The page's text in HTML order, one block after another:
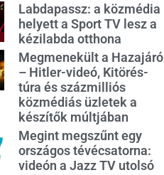
Labdapassz: a közmédia
helyett a Sport TV lesz a
kézilabda otthona
Megmenekült a Hazajáró
– Hitler-videó, Kitörés-
túra és százmilliós
közmédiás üzletek a
készítők múltjában
Megint megszűnt egy
országos tévécsatorna:
videón a Jazz TV utolsó